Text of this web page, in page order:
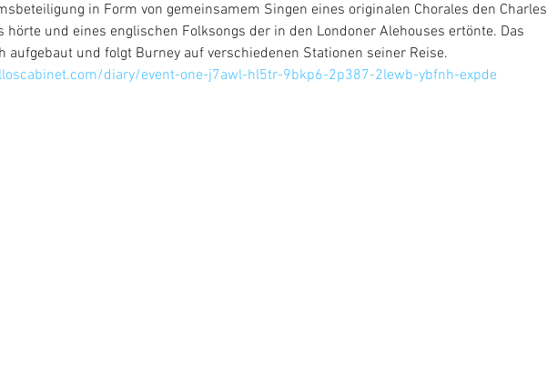
in Form von gemeinsamem Singen eines originalen Chorales den Charles
hörte und eines englischen Folksongs der in den Londoner Alehouses ertönte. Das
und folgt Burney auf verschiedenen Stationen seiner Reise.
diary/event-one-j7awl-hl5tr-9bkp6-2p387-2lewb-ybfnh-expde